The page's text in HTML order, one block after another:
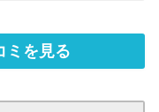
ミを見る